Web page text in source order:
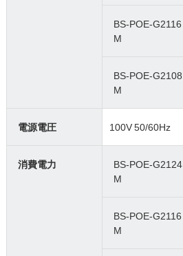
BS-POE-G2116
M
BS-POE-G2108
M
電源電圧 100V 50/60Hz
消費電力
BS-POE-G2124
M
BS-POE-G2116
M